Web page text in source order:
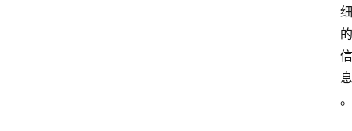
细
的
信
息
。